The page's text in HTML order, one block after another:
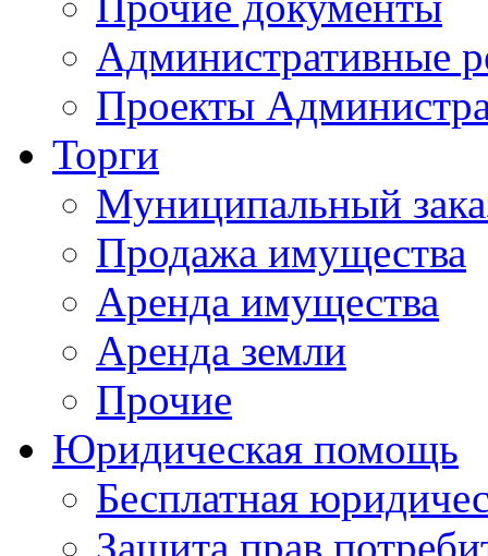
Административные
Проекты
Торги
Муниципальный
Продажа имущества
Аренда имущества
Аренда земли
Прочие
Юридическая помощь
Бесплатная
Зашита прав